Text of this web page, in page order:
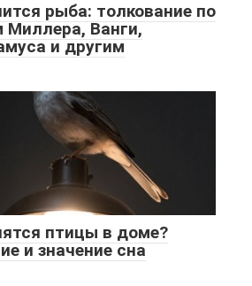
рыба: толкование по
Миллера, Ванги,
и другим
птицы в доме?
и значение сна